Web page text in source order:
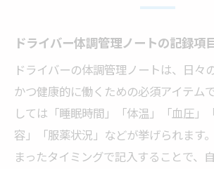
ドライバー体調管理ノートの記録項
ドライバーの体調管理ノートは、日々
かつ健康的に働くための必須アイテム
しては「睡眠時間」「体温」「血圧」
容」「服薬状況」などが挙げられます
まったタイミングで記入することで、